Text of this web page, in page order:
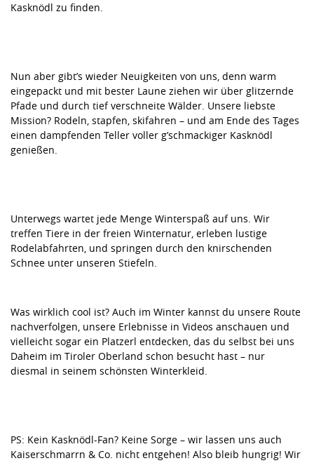
Kasknödl zu finden.
Nun aber gibt’s wieder Neuigkeiten von uns, denn warm
eingepackt und mit bester Laune ziehen wir über glitzernde
Pfade und durch tief verschneite Wälder. Unsere liebste
Mission? Rodeln, stapfen, skifahren – und am Ende des Tages
einen dampfenden Teller voller g’schmackiger Kasknödl
genießen.
Unterwegs wartet jede Menge Winterspaß auf uns. Wir
treffen Tiere in der freien Winternatur, erleben lustige
Rodelabfahrten, und springen durch den knirschenden
Schnee unter unseren Stiefeln.
Was wirklich cool ist? Auch im Winter kannst du unsere Route
nachverfolgen, unsere Erlebnisse in Videos anschauen und
vielleicht sogar ein Platzerl entdecken, das du selbst bei uns
Daheim im Tiroler Oberland schon besucht hast – nur
diesmal in seinem schönsten Winterkleid.
PS: Kein Kasknödl-Fan? Keine Sorge – wir lassen uns auch
Kaiserschmarrn & Co. nicht entgehen! Also bleib hungrig! Wir